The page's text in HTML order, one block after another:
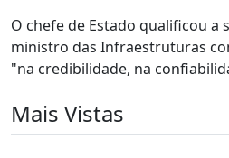
O chefe de Estado qualificou a
ministro das Infraestruturas
"na credibilidade, na
Mais Vistas